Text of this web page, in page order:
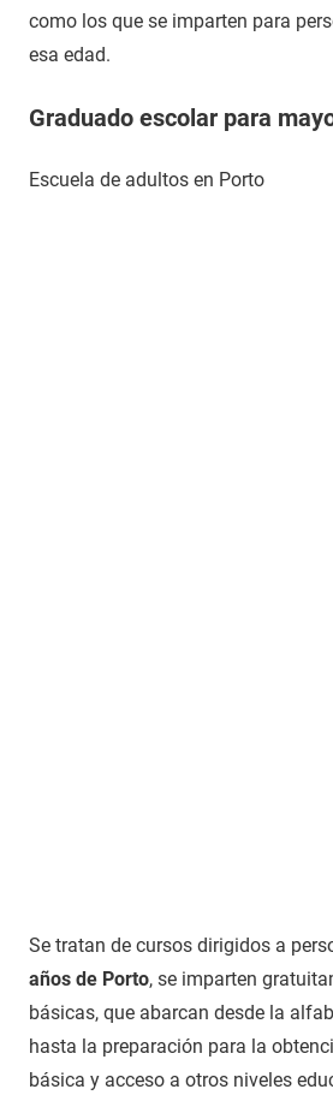
como los que se imparten para
esa edad.
Graduado escolar para
Escuela de adultos en Porto
Se tratan de cursos dirigidos a
años de Porto, se imparten
básicas, que abarcan desde la
hasta la preparación para la
básica y acceso a otros niveles